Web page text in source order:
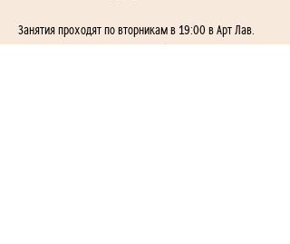
Занятия проходят по вторникам в 19:00 в Арт Лав.